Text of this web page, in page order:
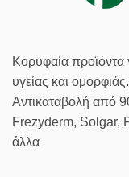
Κορυφαία προϊόντα
υγείας και
Αντικαταβολή από
Frezyderm, Solgar,
άλλα